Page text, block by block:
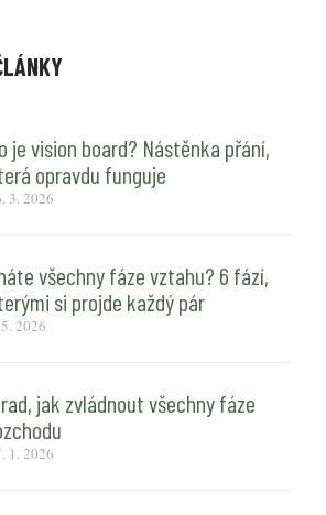
je vision board? Nástěnka přání,
opravdu funguje
3. 2026
všechny fáze vztahu? 6 fází,
si projde každý pár
2026
jak zvládnout všechny fáze
1. 2026